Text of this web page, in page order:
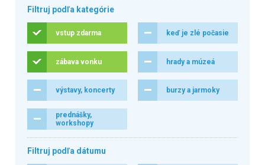
Filtruj podľa kategórie
vstup zdarma keď je zlé počasie
zábava vonku hrady a múzeá
výstavy, koncerty burzy a jarmoky
prednášky,
workshopy
Filtruj podľa dátumu